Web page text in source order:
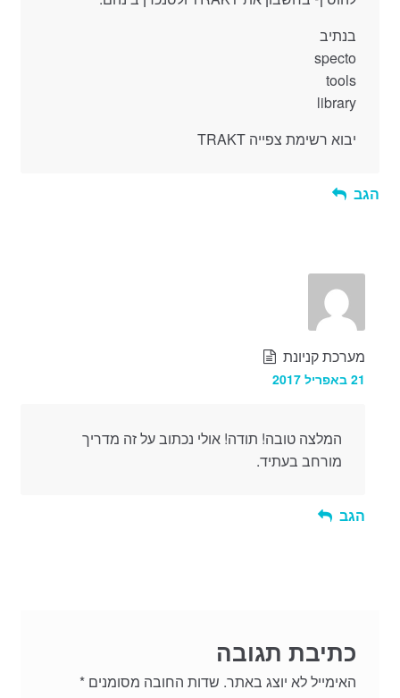
בנתיב
specto
tools
library
יבוא רשימת צפייה TRAKT
הגב
מערכת קניונת
21 באפריל 2017
המלצה טובה! תודה! אולי נכתוב על זה מדריך
מורחב בעתיד.
הגב
כתיבת תגובה
האימייל לא יוצג באתר. שדות החובה מסומנים *